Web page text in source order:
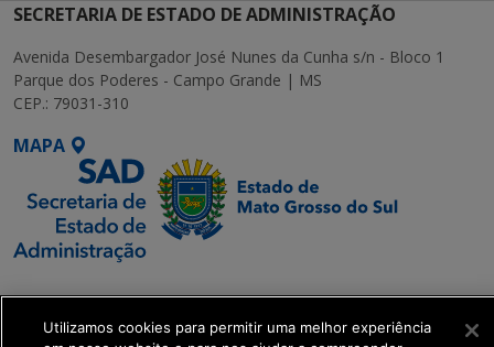
SECRETARIA DE ESTADO DE ADMINISTRAÇÃO
Avenida Desembargador José Nunes da Cunha s/n - Bloco 1
Parque dos Poderes - Campo Grande | MS
CEP.: 79031-310
MAPA
SETDIG | Secretaria-
Executiva de
Transformação Digital
Utilizamos cookies para permitir uma melhor experiência